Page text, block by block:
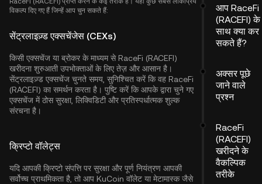
विकल्प दिए गए हैं जिन्हें आप चुन सकते हैं:
सेंट्रलाइज़्ड एक्सचेंजेस (CEXs)
किसी एक्सचेंज या ब्रोकर के माध्यम से RaceFi (RACEFI)
खरीदना शुरुआती उपभोक्ताओं के लिए तेज़ और आसान है।
सेंट्रलाइज़्ड एक्सचेंज चुनते समय, सुनिश्चित करें कि वह RaceFi
(RACEFI) का समर्थन करता है। पुष्टि करें कि आपके द्वारा चुने गए
एक्सचेंज में ठोस सुरक्षा, लिक्विडिटी और प्रतिस्पर्धात्मक शुल्क
संरचना है।
क्रिप्टो वॉलेट्स
यदि आपकी क्रिप्टो संपत्ति पर सुरक्षा और पूर्ण नियंत्रण आपकी
सर्वोच्च प्राथमिकता है, तो आप KuCoin वॉलेट या मेटामास्क जैसे
आप RaceFi
(RACEFI) के
साथ क्या कर
सकते हैं?
अक्सर पूछे
जाने वाले
प्रश्न
RaceFi
(RACEFI)
खरीदने के
वैकल्पिक
तरीके